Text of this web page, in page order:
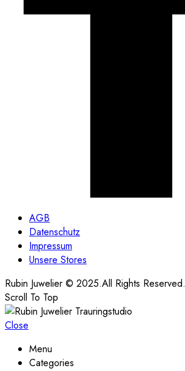
AGB
Datenschutz
Impressum
Unsere Stores
Rubin Juwelier © 2025.All Rights Reserved.
Scroll To Top
Close
Menu
Categories